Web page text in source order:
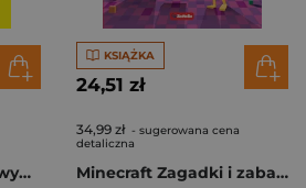
Nauka gry w szachy wyd. 2026
KSIĄŻKA
24,51 zł
34,99 zł - sugerowana cena
detaliczna
Minecraft Zagadki i zabawy logiczne